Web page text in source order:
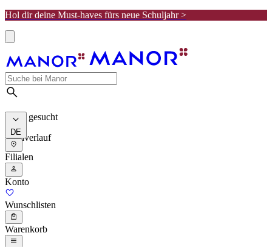
Hol dir deine Must-haves fürs neue Schuljahr >
Meist gesucht
Suchverlauf
DE
Filialen
Konto
Wunschlisten
Warenkorb